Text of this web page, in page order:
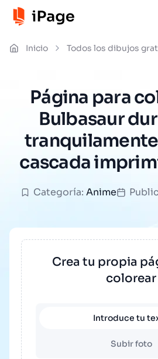
Inicio Todos los dibujos
Página para
Bulbasaur
cascada
Categoría: Anime
Crea tu propia
colorear
Introduce tu
Subir foto